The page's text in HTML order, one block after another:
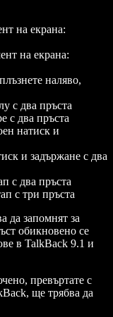
на екрана:
на екрана:
наляво,
с два пръста
с два пръста
натиск и
и задържане с два
с два пръста
с три пръста
да запомнят за
обикновено се
в TalkBack 9.1 и
превъртате с
ще трябва да